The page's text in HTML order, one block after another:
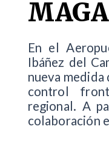
En el
Ibáñez del
nueva
control
regional. A
colaboración